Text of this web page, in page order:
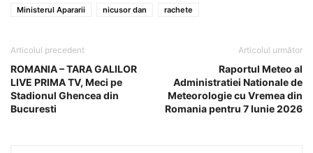
Ministerul Apararii
nicusor dan rachete
Articolul precedent
ROMANIA – TARA GALILOR
LIVE PRIMA TV, Meci pe
Stadionul Ghencea din
Bucuresti
Articolul următor
Raportul Meteo al
Administratiei Nationale de
Meteorologie cu Vremea din
Romania pentru 7 Iunie 2026